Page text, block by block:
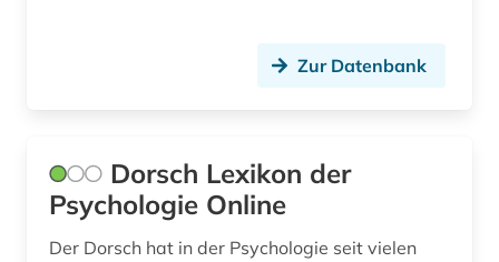
Zur Datenbank
Dorsch Lexikon der
Psychologie Online
Der Dorsch hat in der Psychologie seit vielen